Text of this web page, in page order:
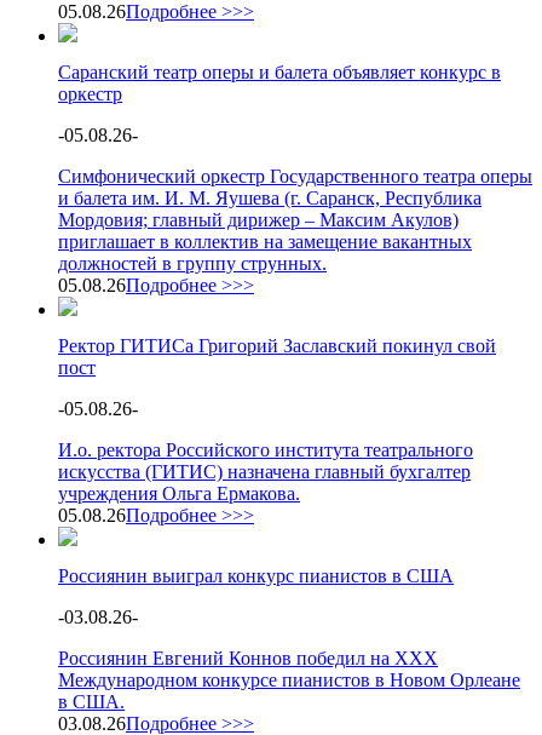
05.08.26Подробнее >>>
Саранский театр оперы и балета объявляет конкурс в
оркестр
-05.08.26-
Симфонический оркестр Государственного театра оперы
и балета им. И. М. Яушева (г. Саранск, Республика
Мордовия; главный дирижер – Максим Акулов)
приглашает в коллектив на замещение вакантных
должностей в группу струнных.
05.08.26Подробнее >>>
Ректор ГИТИСа Григорий Заславский покинул свой
пост
-05.08.26-
И.о. ректора Российского института театрального
искусства (ГИТИС) назначена главный бухгалтер
учреждения Ольга Ермакова.
05.08.26Подробнее >>>
Россиянин выиграл конкурс пианистов в США
-03.08.26-
Россиянин Евгений Коннов победил на XXX
Международном конкурсе пианистов в Новом Орлеане
в США.
03.08.26Подробнее >>>